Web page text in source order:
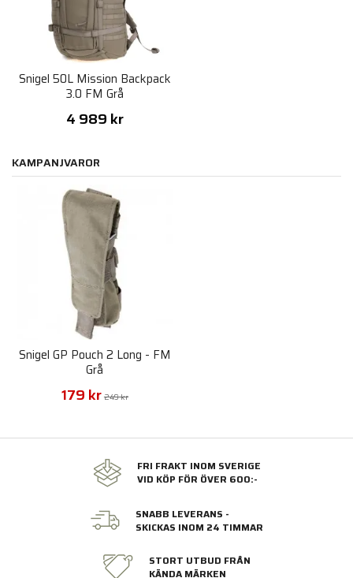
Snigel 50L Mission Backpack
3.0 FM Grå
4 989 kr
KAMPANJVAROR
Snigel GP Pouch 2 Long - FM
Grå
179 kr 249 kr
FRI FRAKT INOM SVERIGE
VID KÖP FÖR ÖVER 600:-
SNABB LEVERANS -
SKICKAS INOM 24 TIMMAR
STORT UTBUD FRÅN
KÄNDA MÄRKEN